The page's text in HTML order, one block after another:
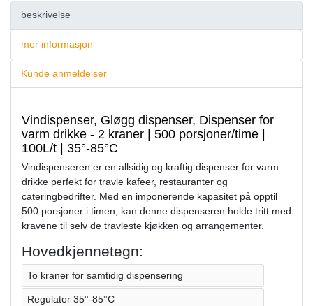
beskrivelse
mer informasjon
Kunde anmeldelser
Vindispenser, Gløgg dispenser, Dispenser for
varm drikke - 2 kraner | 500 porsjoner/time |
100L/t | 35°-85°C
Vindispenseren er en allsidig og kraftig dispenser for varm
drikke perfekt for travle kafeer, restauranter og
cateringbedrifter. Med en imponerende kapasitet på opptil
500 porsjoner i timen, kan denne dispenseren holde tritt med
kravene til selv de travleste kjøkken og arrangementer.
Hovedkjennetegn:
To kraner for samtidig dispensering
Regulator 35°-85°C